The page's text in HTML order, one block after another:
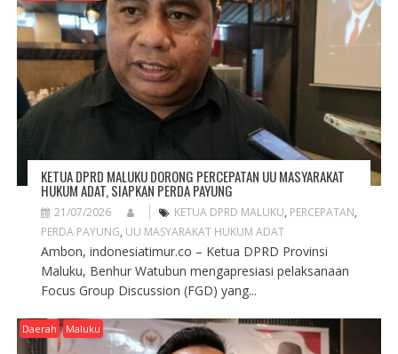
KETUA DPRD MALUKU DORONG PERCEPATAN UU MASYARAKAT
HUKUM ADAT, SIAPKAN PERDA PAYUNG
21/07/2026 KETUA DPRD MALUKU, PERCEPATAN,
PERDA PAYUNG, UU MASYARAKAT HUKUM ADAT
Ambon, indonesiatimur.co – Ketua DPRD Provinsi
Maluku, Benhur Watubun mengapresiasi pelaksanaan
Focus Group Discussion (FGD) yang...
Daerah Maluku